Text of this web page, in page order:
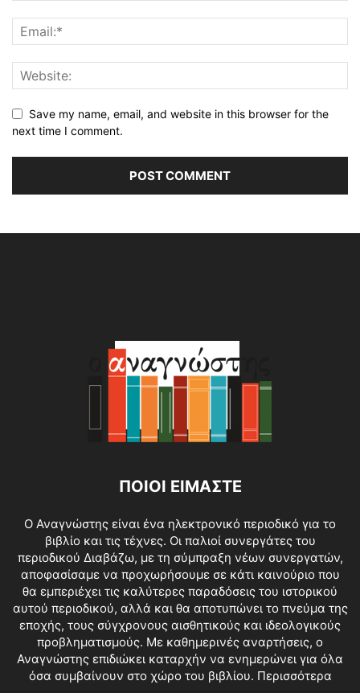
Save my name, email, and website in this browser for the
next time I comment.
ΠΟΙΟΙ ΕΙΜΑΣΤΕ
O Αναγνώστης είναι ένα ηλεκτρονικό περιοδικό για το
βιβλίο και τις τέχνες. Οι παλιοί συνεργάτες του
περιοδικού Διαβάζω, με τη σύμπραξη νέων συνεργατών,
αποφασίσαμε να προχωρήσουμε σε κάτι καινούριο που
θα εμπεριέχει τις καλύτερες παραδόσεις του ιστορικού
αυτού περιοδικού, αλλά και θα αποτυπώνει το πνεύμα της
εποχής, τους σύγχρονους αισθητικούς και ιδεολογικούς
προβληματισμούς. Με καθημερινές αναρτήσεις, ο
Αναγνώστης επιδιώκει καταρχήν να ενημερώνει για όλα
όσα συμβαίνουν στο χώρο του βιβλίου. Περισσότερα